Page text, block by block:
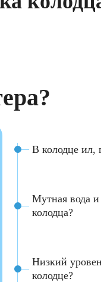
В колодце ил,
Мутная вода и
колодца?
Низкий
колодце?